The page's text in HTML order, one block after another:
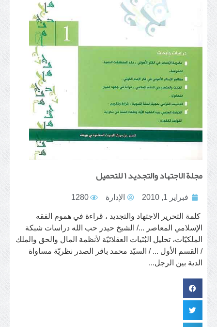
مجلة الاجتهاد والتجديد ١ للتحميل
فبراير 1, 2010 الإدارة 1280
كلمة التحرير الاجتهاد والتجديد ، قراءة في هموم الفقه
الإسلامي المعاصر .../ الشيخ حيدر حب الله دراسات شبكة
الملكيّات، تحليل البُنَيات العقلائيّة لأنظمة المال والحق والملك
/ القسم الأول ... / السيّد محمد باقر الصدر نظريّة مساواة
الدية بين الرجل...